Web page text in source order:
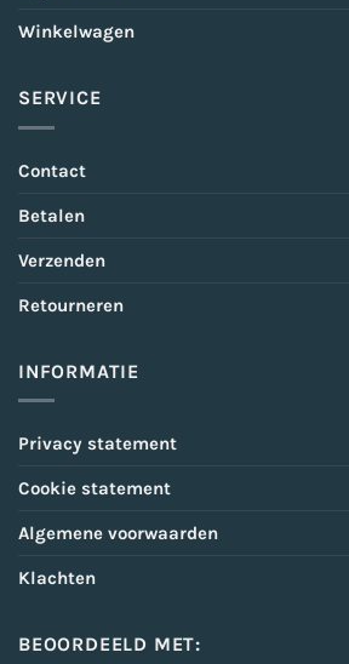
Winkelwagen
SERVICE
Contact
Betalen
Verzenden
Retourneren
INFORMATIE
Privacy statement
Cookie statement
Algemene voorwaarden
Klachten
BEOORDEELD MET: